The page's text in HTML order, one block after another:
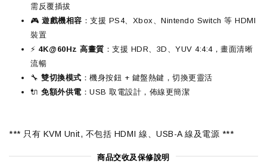
需反覆插拔
🎮 遊戲機相容 ：支援 PS4、Xbox、Nintendo Switch 等 HDMI
裝置
⚡ 4K@60Hz 高畫質 ：支援 HDR、3D、YUV 4:4:4，畫面清晰
流暢
🔧 雙切換模式 ：機身按鈕 + 鍵盤熱鍵，切換更靈活
🔌 免額外供電 ：USB 取電設計，佈線更簡潔
*** 只有 KVM Unit, 不包括 HDMI 線、USB-A 線及電源 ***
商品交收及保修說明